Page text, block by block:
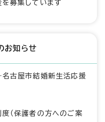
募集しています
お知らせ
古屋市結婚新生活応援
（保護者の方へのご案